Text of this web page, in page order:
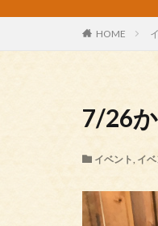
HOME
7/26
イベント, イ